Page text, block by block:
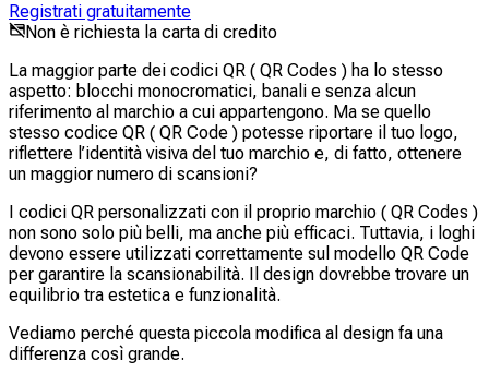
Registrati gratuitamente
Non è richiesta la carta di credito
La maggior parte dei codici QR ( QR Codes ) ha lo stesso
aspetto: blocchi monocromatici, banali e senza alcun
riferimento al marchio a cui appartengono. Ma se quello
stesso codice QR ( QR Code ) potesse riportare il tuo logo,
riflettere l’identità visiva del tuo marchio e, di fatto, ottenere
un maggior numero di scansioni?
I codici QR personalizzati con il proprio marchio ( QR Codes )
non sono solo più belli, ma anche più efficaci. Tuttavia, i loghi
devono essere utilizzati correttamente sul modello QR Code
per garantire la scansionabilità. Il design dovrebbe trovare un
equilibrio tra estetica e funzionalità.
Vediamo perché questa piccola modifica al design fa una
differenza così grande.